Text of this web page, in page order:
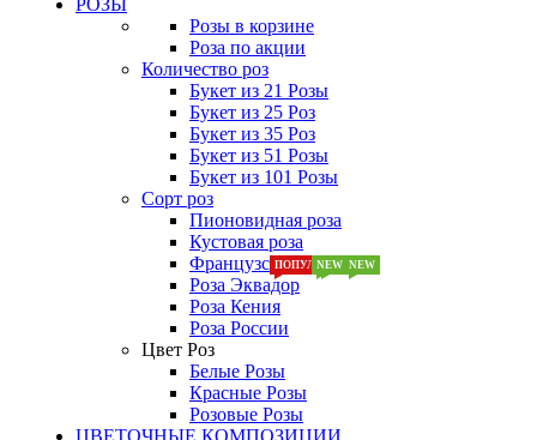
ПОПУЛЯРНЫЕ
NEW NEW
РОЗЫ
Розы в корзине
Роза по акции
Количество роз
Букет из 21 Розы
Букет из 25 Роз
Букет из 35 Роз
Букет из 51 Розы
Букет из 101 Розы
Сорт роз
Пионовидная роза
Кустовая роза
Французская роза
NEW
Роза Эквадор
Роза Кения
Роза России
Цвет Роз
Белые Розы
Красные Розы
Розовые Розы
ЦВЕТОЧНЫЕ КОМПОЗИЦИИ